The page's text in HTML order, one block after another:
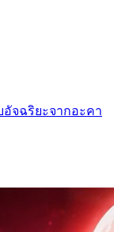
บอัจฉริยะจากอะคา